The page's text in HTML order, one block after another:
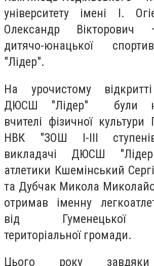
університету імені І.
Олександр Вікторович
дитячо-юнацької
"Лідер".
На урочистому
ДЮСШ "Лідер" були
вчителі фізичної культури
НВК "ЗОШ І-ІІІ
викладачі ДЮСШ
атлетики Кшемінський
та Дубчак Микола
отримав іменну
від Гуменецької
територіальної громади.
Цього року завдяки